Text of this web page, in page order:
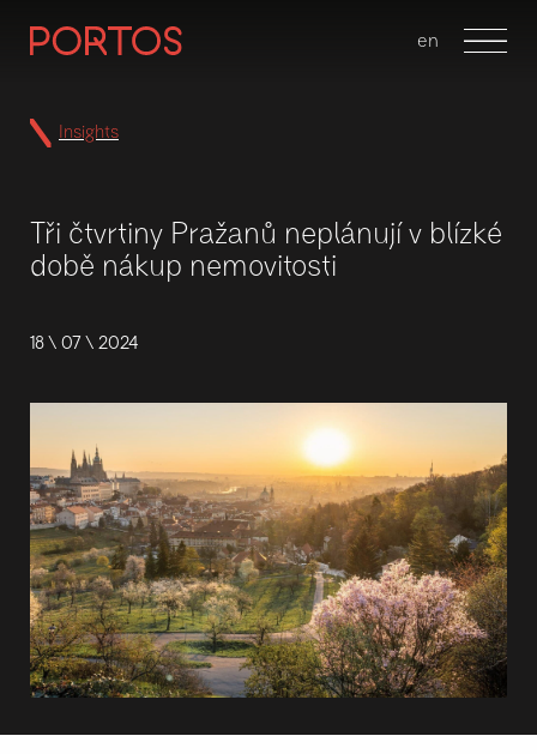
Menu
cs
en
Insights
Tři čtvrtiny Pražanů neplánují v blízké
době nákup nemovitosti
18 \ 07 \ 2024